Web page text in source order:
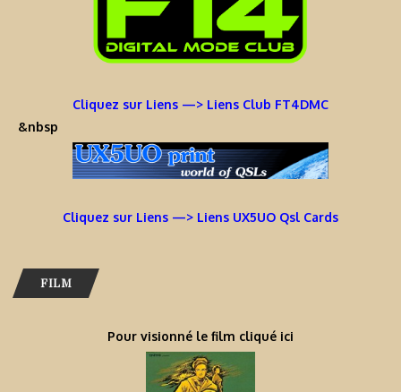
Cliquez sur Liens —> Liens Club FT4DMC
&nbsp
Cliquez sur Liens —> Liens UX5UO Qsl Cards
FILM
Pour visionné le film cliqué ici